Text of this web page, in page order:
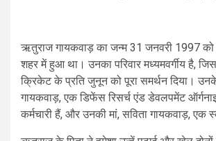
ऋतुराज गायकवाड़ का जन्म 31 जनवरी 1997 को
शहर में हुआ था। उनका परिवार मध्यमवर्गीय है,
क्रिकेट के प्रति जुनून को पूरा समर्थन दिया।
गायकवाड़, एक डिफेंस रिसर्च एंड डेवलपमेंट
कर्मचारी हैं, और उनकी मां, सविता गायकवाड़, एक